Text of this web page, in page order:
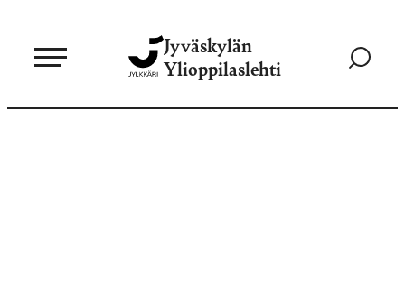
sisältöön
Jyväskylän
Ylioppilaslehti
Siirry